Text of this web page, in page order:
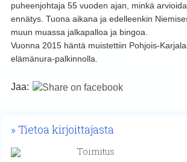
puheenjohtaja 55 vuoden ajan, minkä
ennätys. Tuona aikana ja edelleenkin
muun muassa jalkapalloa ja bingoa.
Vuonna 2015 häntä muistettiin Pohjois-
elämänura-palkinnolla.
Jaa:
Tietoa kirjoittajasta
Toimitus